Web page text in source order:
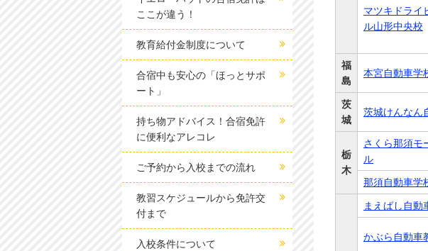
マツキドライ
ル山形中央校
福
島
本宮自動車学
茨
城
茨城けんなん
栃
木
さくら那須モ
ル
那須自動車学
まえばし自動
かぶら自動車
ここが違う！
教育給付金制度について
合宿中も安心の「ほっとサポ
ート」
持ち物アドバイス！合宿免許
に便利なアレコレ
ご予約から入校までの流れ
教習スケジュールから免許交
付まで
入校条件について